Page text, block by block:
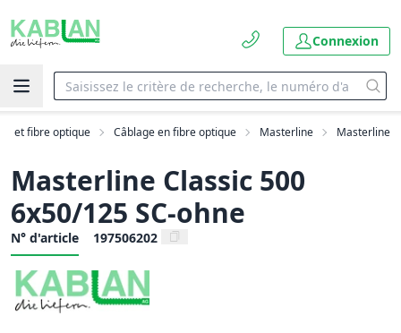
Connexion
et fibre optique Câblage en fibre optique Masterline Masterline
Masterline Classic 500
6x50/125 SC-ohne
N° d'article 197506202